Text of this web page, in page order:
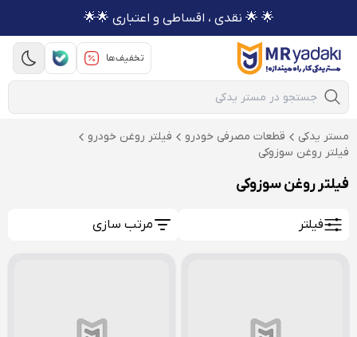
🌟 🌟 نقدی ، اقساطی و اعتباری 🌟🌟
تخفیف‌ها
Mobile Search
مستر یدکی قطعات مصرفی خودرو
فیلتر روغن خودرو
فیلتر روغن سوزوکی
فیلتر روغن سوزوکی
فیلتر مرتب سازی